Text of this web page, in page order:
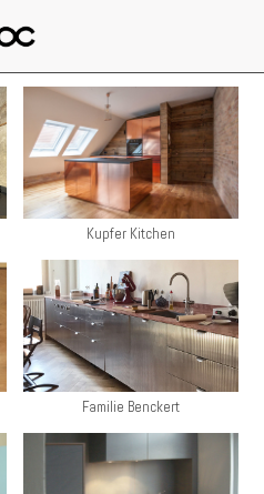
Kupfer Kitchen
Familie Benckert